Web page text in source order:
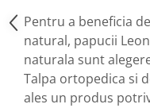
Pentru a beneficia
natural, papucii
naturala sunt
Talpa ortopedica si
ales un produs